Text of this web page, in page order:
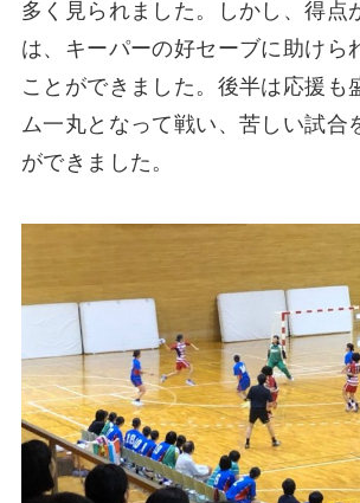
多く見られました。しかし、得点
は、キーパーの好セーブに助けら
ことができました。後半は応援も
ム一丸となって戦い、苦しい試合
ができました。